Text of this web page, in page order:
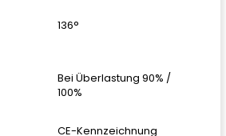
136°
Bei Überlastung 90% /
100%
CE-Kennzeichnung